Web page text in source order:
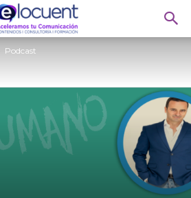
Podcast